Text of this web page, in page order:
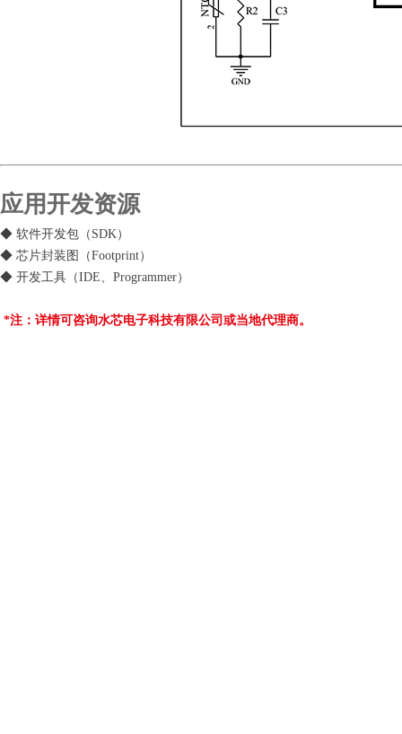
应用开发资源
◆ 软件开发包（SDK）
◆ 芯片封装图（Footprint）
◆ 开发工具（IDE、Programmer）
*注：详情可咨询水芯电子科技有限公司或当地代理商。